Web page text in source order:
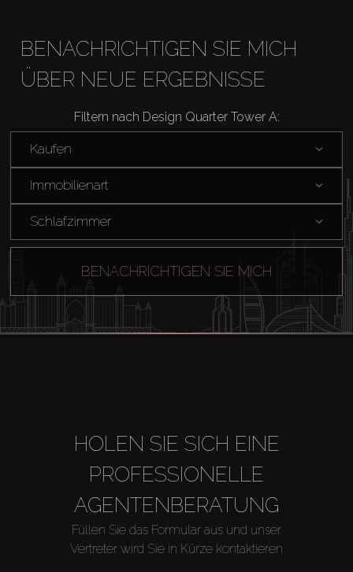
Kaufen
Miete
Verkaufen
Off-Plan
BENACHRICHTIGEN SIE MICH
ÜBER NEUE ERGEBNISSE
Filtern nach Design Quarter Tower A:
Kaufen
Immobilienart
Schlafzimmer
BENACHRICHTIGEN SIE MICH
HOLEN SIE SICH EINE
PROFESSIONELLE
AGENTENBERATUNG
Füllen Sie das Formular aus und unser
Vertreter wird Sie in Kürze kontaktieren